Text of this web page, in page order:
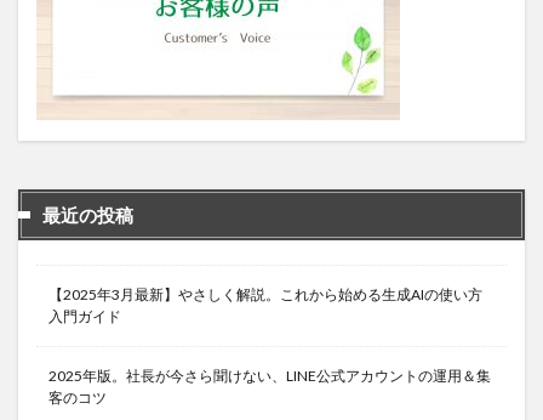
最近の投稿
【2025年3月最新】やさしく解説。これから始める生成AIの使い方
入門ガイド
2025年版。社長が今さら聞けない、LINE公式アカウントの運用＆集
客のコツ